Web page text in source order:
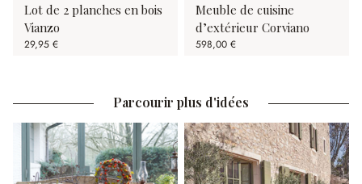
Lot de 2 planches en bois
Vianzo
29,95 €
Meuble de cuisine
d’extérieur Corviano
598,00 €
Parcourir plus d'idées